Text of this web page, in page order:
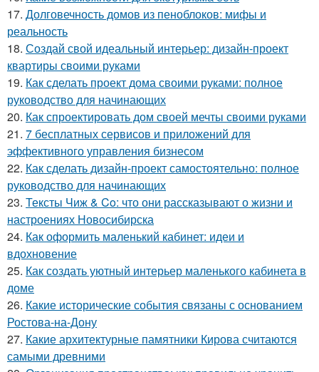
17. Долговечность домов из пеноблоков: мифы и
реальность
18. Создай свой идеальный интерьер: дизайн-проект
квартиры своими руками
19. Как сделать проект дома своими руками: полное
руководство для начинающих
20. Как спроектировать дом своей мечты своими руками
21. 7 бесплатных сервисов и приложений для
эффективного управления бизнесом
22. Как сделать дизайн-проект самостоятельно: полное
руководство для начинающих
23. Тексты Чиж & Co: что они рассказывают о жизни и
настроениях Новосибирска
24. Как оформить маленький кабинет: идеи и
вдохновение
25. Как создать уютный интерьер маленького кабинета в
доме
26. Какие исторические события связаны с основанием
Ростова-на-Дону
27. Какие архитектурные памятники Кирова считаются
самыми древними